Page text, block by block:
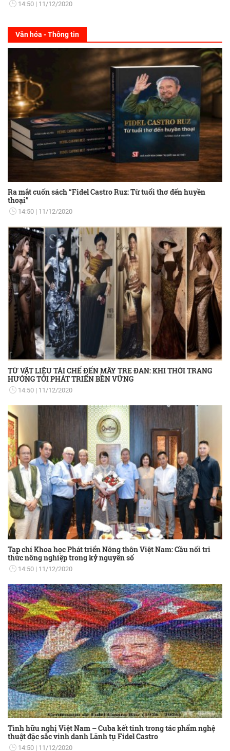
14:50 11/12/2020
Văn hóa - Thông tin
Ra mắt cuốn sách “Fidel Castro Ruz: Từ tuổi thơ đến huyền
thoại”
14:50 11/12/2020
TỪ VẬT LIỆU TÁI CHẾ ĐẾN MÂY TRE ĐAN: KHI THỜI TRANG
HƯỚNG TỚI PHÁT TRIỂN BỀN VỮNG
14:50 11/12/2020
Tạp chí Khoa học Phát triển Nông thôn Việt Nam: Cầu nối tri
thức nông nghiệp trong kỷ nguyên số
14:50 11/12/2020
Tình hữu nghị Việt Nam – Cuba kết tinh trong tác phẩm nghệ
thuật đặc sắc vinh danh Lãnh tụ Fidel Castro
14:50 11/12/2020